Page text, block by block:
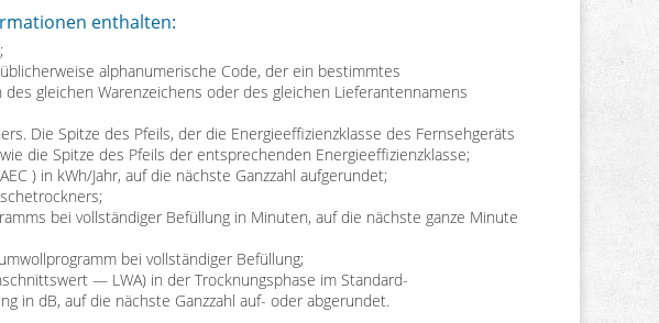
enthalten:
alphanumerische Code, der ein bestimmtes
gleichen Warenzeichens oder des gleichen Lieferantennamens
Die Spitze des Pfeils, der die Energieeffizienzklasse des Fernsehgeräts
die Spitze des Pfeils der entsprechenden Energieeffizienzklasse;
) in kWh/Jahr, auf die nächste Ganzzahl aufgerundet;
bei vollständiger Befüllung in Minuten, auf die nächste ganze Minute
bei vollständiger Befüllung;
— LWA) in der Trocknungsphase im Standard-
in dB, auf die nächste Ganzzahl auf- oder abgerundet.